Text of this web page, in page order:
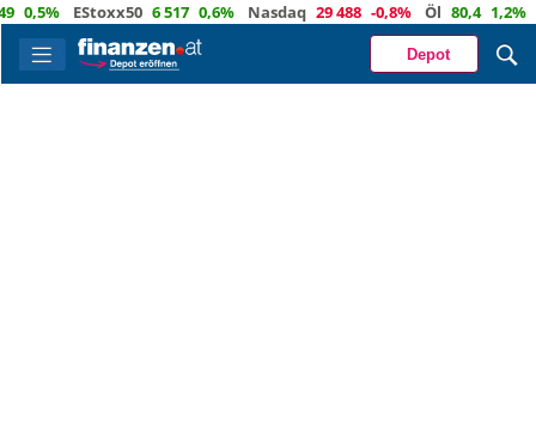
EStoxx50 6 517 0,6% Nasdaq 29 488 -0,8% Öl 80,4 1,2%
Depot